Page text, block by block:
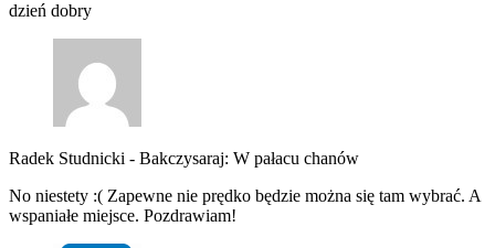
dzień dobry
Radek Studnicki - Bakczysaraj: W pałacu chanów
No niestety :( Zapewne nie prędko będzie można się tam wybrać. A
wspaniałe miejsce. Pozdrawiam!